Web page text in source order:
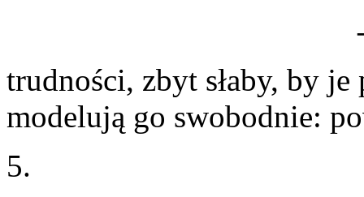
trudności, zbyt słaby, by
modelują go swobodnie:
5.